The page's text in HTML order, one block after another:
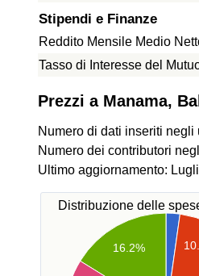
Stipendi e Finanze
Reddito Mensile Medio
Tasso di Interesse del
Prezzi a Manama,
Numero di dati inseriti negli
Numero dei contributori
Ultimo aggiornamento:
Distribuzione delle
16.2%